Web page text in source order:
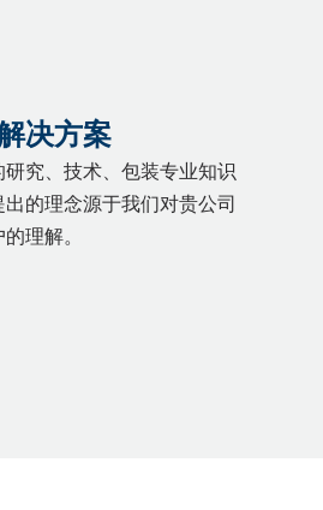
决方案
究、技术、包装专业知识
的理念源于我们对贵公司
理解。